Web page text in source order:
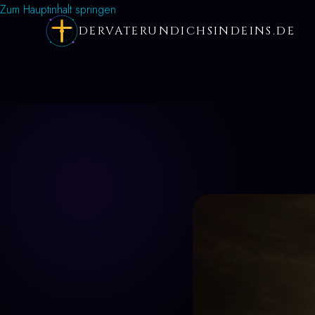
Zum Hauptinhalt springen
DERVATERUNDICHSINDEINS.DE